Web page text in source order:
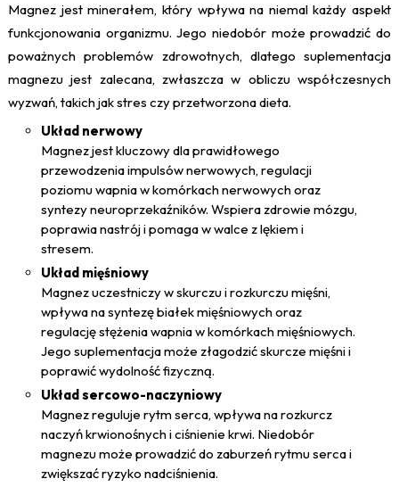
Magnez jest minerałem, który wpływa na niemal każdy aspekt
funkcjonowania organizmu. Jego niedobór może prowadzić do
poważnych problemów zdrowotnych, dlatego suplementacja
magnezu jest zalecana, zwłaszcza w obliczu współczesnych
wyzwań, takich jak stres czy przetworzona dieta.
Układ nerwowy
Magnez jest kluczowy dla prawidłowego
przewodzenia impulsów nerwowych, regulacji
poziomu wapnia w komórkach nerwowych oraz
syntezy neuroprzekaźników. Wspiera zdrowie mózgu,
poprawia nastrój i pomaga w walce z lękiem i
stresem.
Układ mięśniowy
Magnez uczestniczy w skurczu i rozkurczu mięśni,
wpływa na syntezę białek mięśniowych oraz
regulację stężenia wapnia w komórkach mięśniowych.
Jego suplementacja może złagodzić skurcze mięśni i
poprawić wydolność fizyczną.
Układ sercowo-naczyniowy
Magnez reguluje rytm serca, wpływa na rozkurcz
naczyń krwionośnych i ciśnienie krwi. Niedobór
magnezu może prowadzić do zaburzeń rytmu serca i
zwiększać ryzyko nadciśnienia.